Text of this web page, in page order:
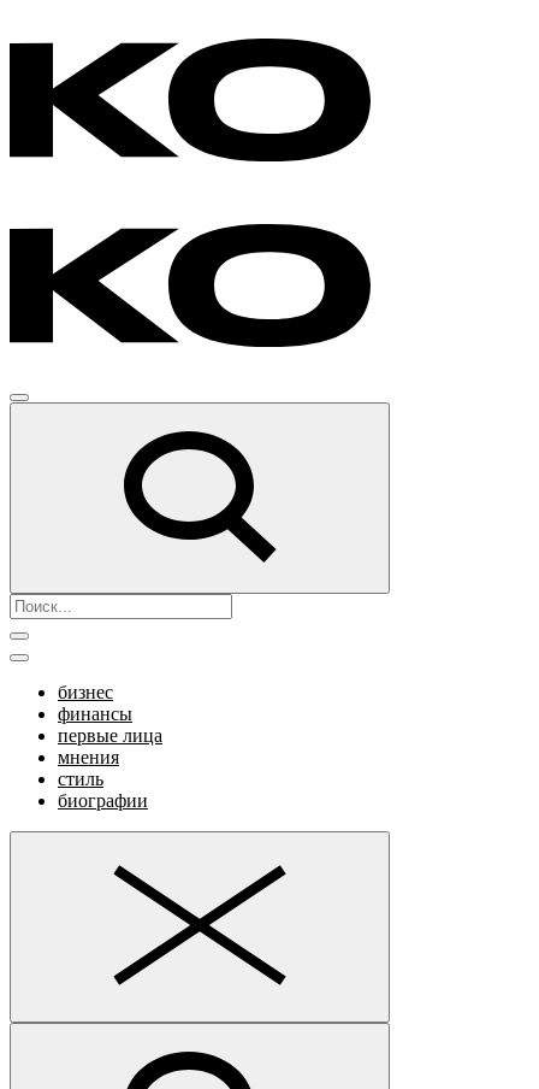
бизнес
финансы
первые лица
мнения
стиль
биографии